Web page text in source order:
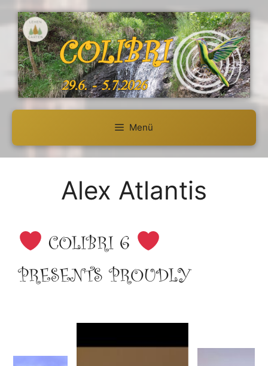
Zum
Inhalt
springen
Menü
Alex Atlantis
COLIBRI 6
PRESENTS PROUDLY